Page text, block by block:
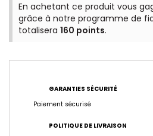
En achetant ce produit vous
grâce à notre programme de
totalisera 160 points.
GARANTIES SÉCURITÉ
Paiement sécurisé
POLITIQUE DE LIVRAISON